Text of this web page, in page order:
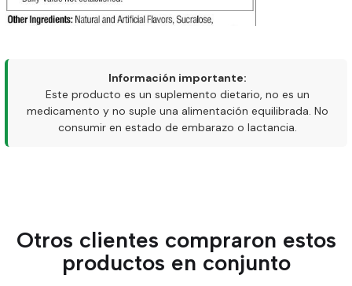
Información importante:
Este producto es un suplemento dietario, no es un
medicamento y no suple una alimentación equilibrada. No
consumir en estado de embarazo o lactancia.
Otros clientes compraron estos
productos en conjunto